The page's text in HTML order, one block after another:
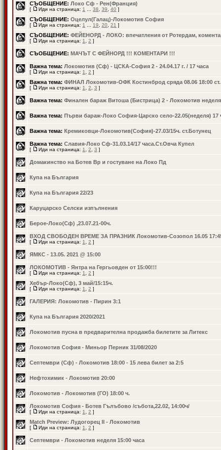
СЪОБЩЕНИЕ: Локо Сф - Рен(Франция)
[ Иди на страница: 1 38 39 40 ]
СЪОБЩЕНИЕ: Oцелул(Галац)-Локомотив София
[ Иди на страница: 1 19 20 21 ]
СЪОБЩЕНИЕ: ФЕЙЕНОРД - ЛОКО: впечатления от Ротердам,
[ Иди на страница: 1 2 ]
СЪОБЩЕНИЕ: МАЧЪТ С ФЕЙНОРД !!! КОМЕНТАРИ !!!
Важна тема: Локомотив (Сф) - ЦСКА-София 2 - 24.04.17 г. / 17 часа
[ Иди на страница: 1 2 ]
Важна тема: ФИНАЛ Локомотив-ОФК Костинброд сряда 08.06 18:00
[ Иди на страница: 1 2 3 ]
Важна тема: Финален бараж Витоша (Бистрица) 2 - Локомотив неделя
Важна тема: Първи бараж-Локо София-Царско село-22.05(неделя) 17
Важна тема: Кремиковци-Локомотив(София)-27.03/15ч. ст.Ботунец
Важна тема: Славия-Локо Сф-31.03.14/17 часа.Ст.Овча Купел
[ Иди на страница: 1 2 3 ]
Домакинство на Ботев Вр и гостуване на Локо Пд
Купа на България
Купа на България 22/23
Каруцарско Селски изпълнения
Берое-Локо(Сф) ,23.07.21-00ч.
ВХОД СВОБОДЕН ВРЕМЕ ЗА ПРАЗНИК Локомотив-Созопол 16.05
[ Иди на страница: 1 2 ]
ЯМКС - 13.05. 2021 @ 15:00
ЛОКОМОТИВ - Янтра на Гергьовден от 15:00!!!
[ Иди на страница: 1 2 ]
Хебър-Локо(Сф), 3 май/15:15ч.
[ Иди на страница: 1 2 ]
ГАЛЕРИЯ: Локомотив - Пирин 3:1
Купа на България 2020/2021
Локомотив пусна в предварителна продажба билетите за Литекс
Локомотив София - Миньор Перник 31/08/2020
Септември (Сф) - Локомотив 18:00 - 15 лева билет за 2:5
Нефтохимик - Локомотив 20:00
Локомотив - Локомотив (ГО) 18:00 ч.
Локомотив София - Ботев Гълъбово /събота,22.02, 14:00ч/
[ Иди на страница: 1 2 ]
Match Preview: Лудогорец II - Локомотив
[ Иди на страница: 1 2 ]
Септември - Локомотив неделя 15:00 часа